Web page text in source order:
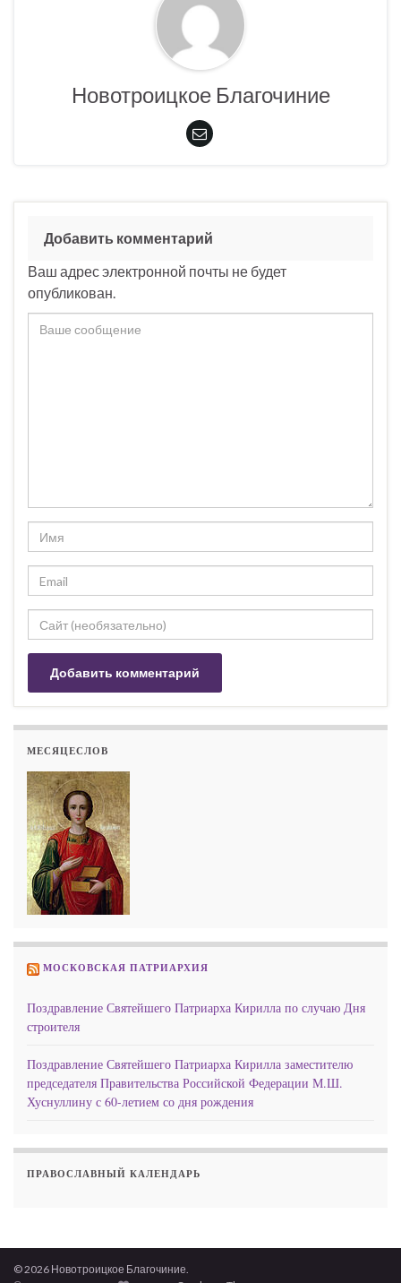
Новотроицкое Благочиние
Добавить комментарий
Ваш адрес электронной почты не будет
опубликован.
МЕСЯЦЕСЛОВ
МОСКОВСКАЯ ПАТРИАРХИЯ
Поздравление Святейшего Патриарха Кирилла по случаю Дня
строителя
Поздравление Святейшего Патриарха Кирилла заместителю
председателя Правительства Российской Федерации М.Ш.
Хуснуллину с 60-летием со дня рождения
ПРАВОСЛАВНЫЙ КАЛЕНДАРЬ
© 2026 Новотроицкое Благочиние.